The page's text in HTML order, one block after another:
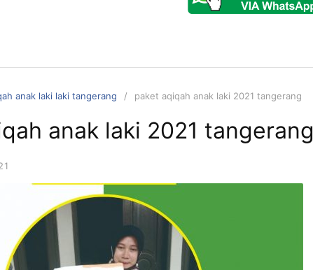
anak laki laki tangerang paket aqiqah anak laki 2021 tangerang
anak laki 2021 tangerang